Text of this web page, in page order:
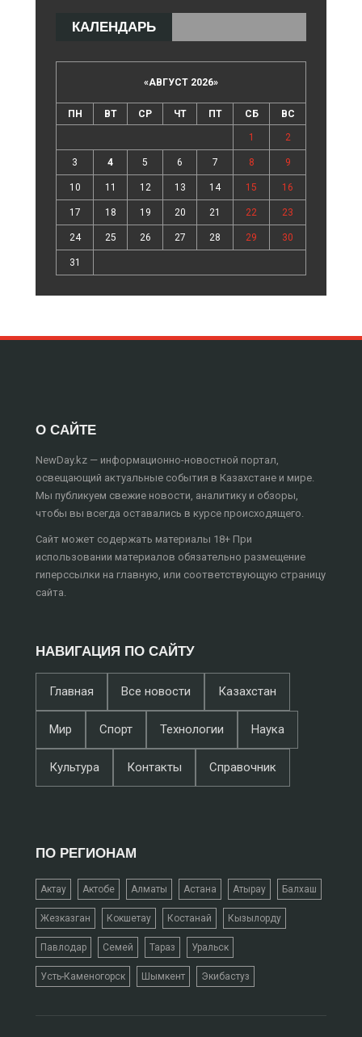
КАЛЕНДАРЬ
«АВГУСТ 2026»
ПН ВТ СР ЧТ ПТ СБ ВС
1 2
3 4 5 6 7 8 9
10 11 12 13 14 15 16
17 18 19 20 21 22 23
24 25 26 27 28 29 30
31
О САЙТЕ
NewDay.kz — информационно-новостной портал,
освещающий актуальные события в Казахстане и мире.
Мы публикуем свежие новости, аналитику и обзоры,
чтобы вы всегда оставались в курсе происходящего.
Сайт может содержать материалы 18+ При
использовании материалов обязательно размещение
гиперссылки на главную, или соответствующую страницу
сайта.
НАВИГАЦИЯ ПО САЙТУ
Главная Все новости Казахстан
Мир Спорт Технологии Наука
Культура Контакты Справочник
ПО РЕГИОНАМ
Актау Актобе Алматы Астана Атырау Балхаш
Жезказган Кокшетау Костанай Кызылорду
Павлодар Семей Тараз Уральск
Усть-Каменогорск Шымкент Экибастуз